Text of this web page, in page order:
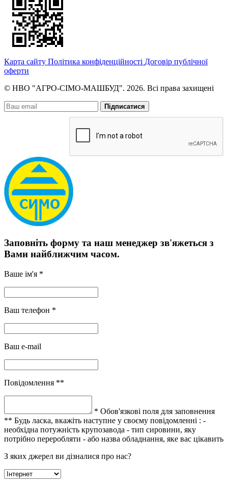
Карта сайту Політика конфіденційності Договір публічної
оферти
© НВО "АГРО-СІМО-МАШБУД". 2026. Всі права захищені
Підписатися
Заповніть форму та наш менеджер зв'яжеться з
Вами найближчим часом.
Ваше ім'я *
Ваш телефон *
Ваш e-mail
Повідомлення **
* Обов'язкові поля для заповнення
** Будь ласка, вкажіть наступне у своєму повідомленні : -
необхідна потужність крупозавода - тип сировини, яку
потрібно переробляти - або назва обладнання, яке вас цікавить
З яких джерел ви дізналися про нас?